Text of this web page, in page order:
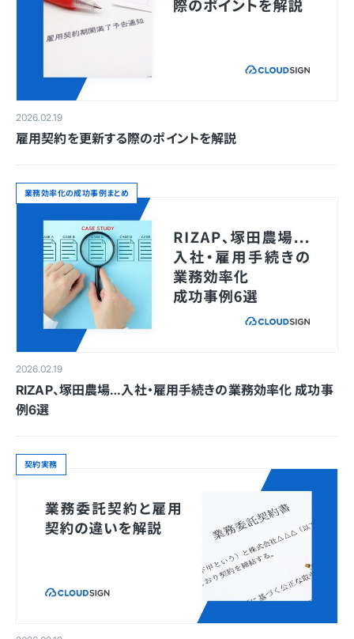
2026.02.19
雇用契約を更新する際のポイントを解説
業務効率化の成功事例まとめ
2026.02.19
RIZAP、塚田農場…入社・雇用手続きの業務効率化 成功事
例6選
契約実務